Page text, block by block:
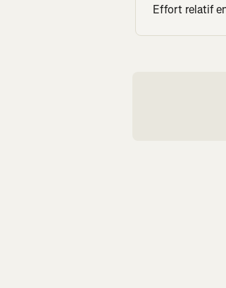
Effort relatif